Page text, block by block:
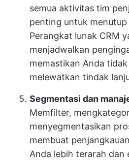
semua aktivitas tim
penting untuk menutup
Perangkat lunak CRM
menjadwalkan
memastikan Anda
melewatkan tindak
Segmentasi dan
Memfilter,
menyegmentasikan
membuat
Anda lebih terarah dan